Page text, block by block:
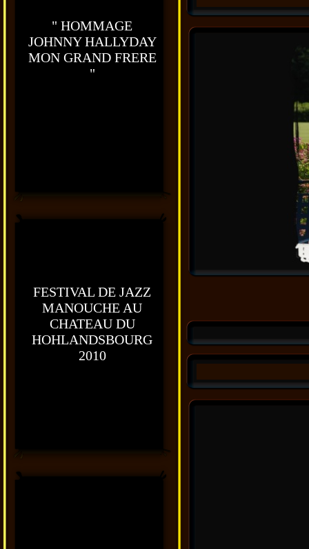
" HOMMAGE
JOHNNY HALLYDAY
MON GRAND FRERE
"
FESTIVAL DE JAZZ
MANOUCHE AU
CHATEAU DU
HOHLANDSBOURG
2010